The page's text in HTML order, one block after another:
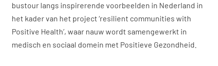
bustour langs inspirerende voorbeelden in Nederland in
het kader van het project ‘resilient communities with
Positive Health’, waar nauw wordt samengewerkt in
medisch en sociaal domein met Positieve Gezondheid.